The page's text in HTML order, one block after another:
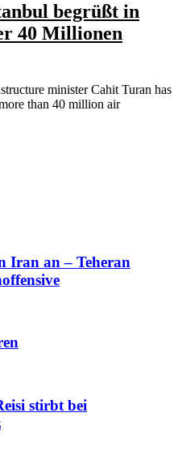
begrüßt in
40 Millionen
minister Cahit Turan has
than 40 million air
Iran an – Teheran
stirbt bei